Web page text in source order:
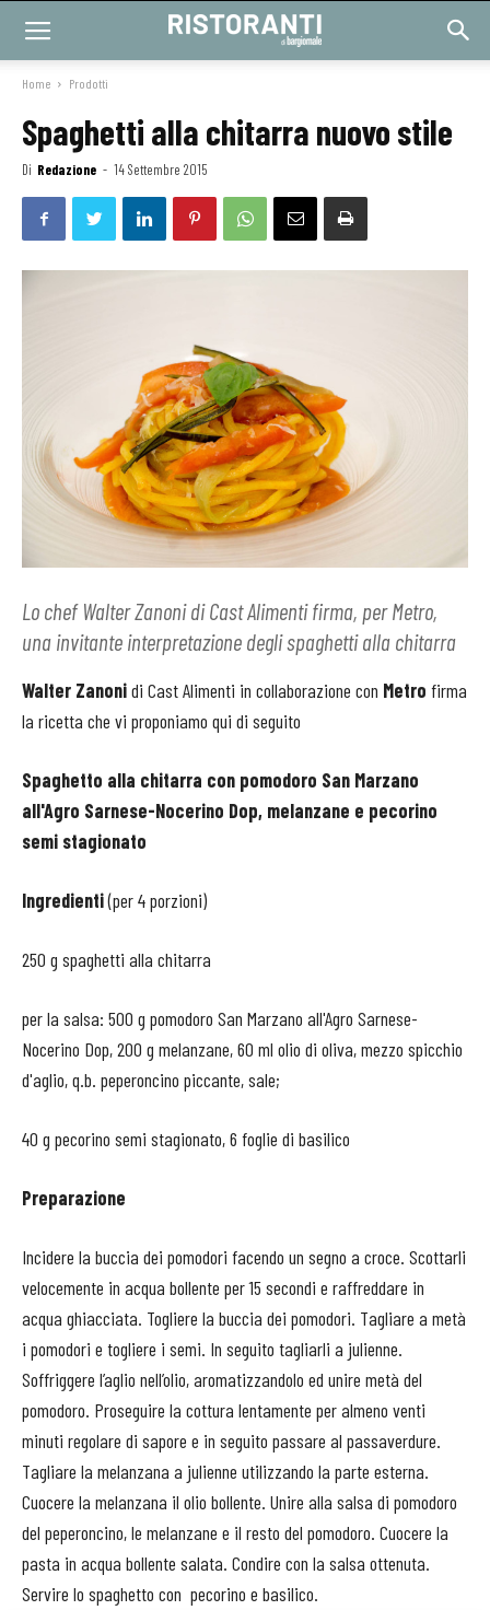
Home Prodotti
Spaghetti alla chitarra nuovo stile
Di Redazione - 14 Settembre 2015
Lo chef Walter Zanoni di Cast Alimenti firma, per Metro,
una invitante interpretazione degli spaghetti alla chitarra
Walter Zanonidi Cast Alimenti in collaborazione con Metro firma
la ricetta che vi proponiamo qui di seguito
Spaghetto alla chitarra con pomodoro San Marzano
all'Agro Sarnese-Nocerino Dop, melanzane e pecorino
semi stagionato
Ingredienti(per 4 porzioni)
250 g spaghetti alla chitarra
per la salsa: 500 g pomodoro San Marzano all'Agro Sarnese-
Nocerino Dop, 200 g melanzane, 60 ml olio di oliva, mezzo spicchio
d'aglio, q.b. peperoncino piccante, sale;
40 g pecorino semi stagionato, 6 foglie di basilico
Preparazione
Incidere la buccia dei pomodori facendo un segno a croce. Scottarli
velocemente in acqua bollente per 15 secondi e raffreddare in
acqua ghiacciata. Togliere la buccia dei pomodori. Tagliare a metà
i pomodori e togliere i semi. In seguito tagliarli a julienne.
Soffriggere l’aglio nell’olio, aromatizzandolo ed unire metà del
pomodoro. Proseguire la cottura lentamente per almeno venti
minuti regolare di sapore e in seguito passare al passaverdure.
Tagliare la melanzana a julienne utilizzando la parte esterna.
Cuocere la melanzana il olio bollente. Unire alla salsa di pomodoro
del peperoncino, le melanzane e il resto del pomodoro. Cuocere la
pasta in acqua bollente salata. Condire con la salsa ottenuta.
Servire lo spaghetto con pecorino e basilico.